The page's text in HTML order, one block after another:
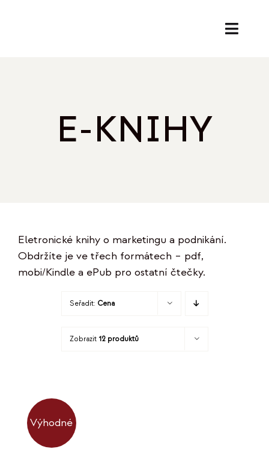
E-KNIHY
Eletronické knihy o marketingu a podnikání.
Obdržíte je ve třech formátech – pdf,
mobi/Kindle a ePub pro ostatní čtečky.
Seřadit: Cena
Zobrazit 12 produktů
Výhodné